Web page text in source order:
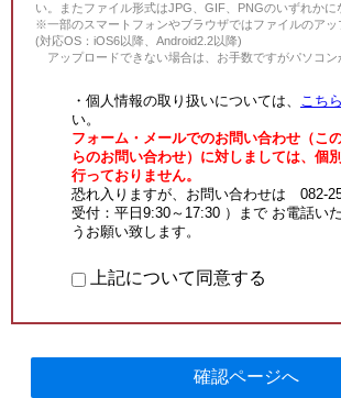
い。またファイル形式はJPG、GIF、PNGのいずれかに
※一部のスマートフォンやブラウザではファイルのアッ
(対応OS：iOS6以降、Android2.2以降)
アップロードできない場合は、お手数ですがパソコン
・個人情報の取り扱いについては、 こちら
い。
フォーム・メールでのお問い合わせ（こ
らのお問い合わせ）に対しましては、個
行っておりません。
恐れ入りますが、お問い合わせは 082-
受付：平日9:30～17:30 ）まで お電話い
うお願い致します。
上記について同意する
確認ページへ